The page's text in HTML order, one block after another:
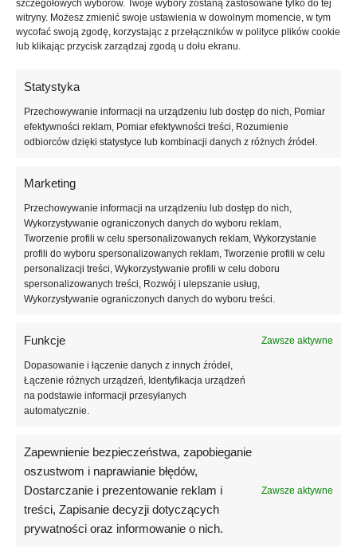
szczegółowych wyborów. Twoje wybory zostaną zastosowane tylko do tej
witryny. Możesz zmienić swoje ustawienia w dowolnym momencie, w tym
wycofać swoją zgodę, korzystając z przełączników w polityce plików cookie
lub klikając przycisk zarządzaj zgodą u dołu ekranu.
Statystyka
Przechowywanie informacji na urządzeniu lub dostęp do nich, Pomiar
efektywności reklam, Pomiar efektywności treści, Rozumienie
odbiorców dzięki statystyce lub kombinacji danych z różnych źródeł.
Marketing
Przechowywanie informacji na urządzeniu lub dostęp do nich,
Wykorzystywanie ograniczonych danych do wyboru reklam,
Tworzenie profili w celu spersonalizowanych reklam, Wykorzystanie
profili do wyboru spersonalizowanych reklam, Tworzenie profili w celu
personalizacji treści, Wykorzystywanie profili w celu doboru
spersonalizowanych treści, Rozwój i ulepszanie usług,
Wykorzystywanie ograniczonych danych do wyboru treści.
Funkcje Zawsze aktywne
Dopasowanie i łączenie danych z innych źródeł,
Łączenie różnych urządzeń, Identyfikacja urządzeń
na podstawie informacji przesyłanych
automatycznie.
Zapewnienie bezpieczeństwa, zapobieganie
oszustwom i naprawianie błędów,
Dostarczanie i prezentowanie reklam i
treści, Zapisanie decyzji dotyczących
prywatności oraz informowanie o nich.
Zawsze aktywne
SKU:NAILSOFTHEDAY-194
Kategoria: Topy
Znaczników: matowe wykończenie, matowy top no wipe
top hybrydowy matowy
Udostępnij:
Opis
bez warstwy dyspersyjnej z filtrem UV, który zapewnia trwały,
aksamitny efekt na paznokciach nawet do czterech tygodni. Dzięki
średniej konsystencji i samopoziomującej formule równomiernie
pokrywa płytkę, chroniąc manicure przed odpryskami, zatarciem i
żółknięciem. Idealny do każdego koloru lakieru hybrydowego,
zachowuje oryginalny odcień i nadaje stylowy, matowy wygląd.
Informacje dodatkowe
Opinie (0)
O marce
Podobne produkty